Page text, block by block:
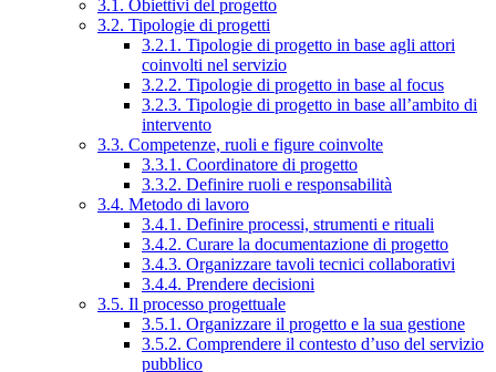
3.1. Obiettivi del progetto
3.2. Tipologie di progetti
3.2.1. Tipologie di progetto in base agli attori
coinvolti nel servizio
3.2.2. Tipologie di progetto in base al focus
3.2.3. Tipologie di progetto in base all’ambito di
intervento
3.3. Competenze, ruoli e figure coinvolte
3.3.1. Coordinatore di progetto
3.3.2. Definire ruoli e responsabilità
3.4. Metodo di lavoro
3.4.1. Definire processi, strumenti e rituali
3.4.2. Curare la documentazione di progetto
3.4.3. Organizzare tavoli tecnici collaborativi
3.4.4. Prendere decisioni
3.5. Il processo progettuale
3.5.1. Organizzare il progetto e la sua gestione
3.5.2. Comprendere il contesto d’uso del servizio
pubblico